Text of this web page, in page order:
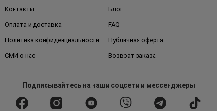
Контакты Блог
Оплата и доставка FAQ
Политика конфиденциальности Публичная оферта
СМИ о нас Возврат заказа
Подписывайтесьна наши соцсети и мессенджеры